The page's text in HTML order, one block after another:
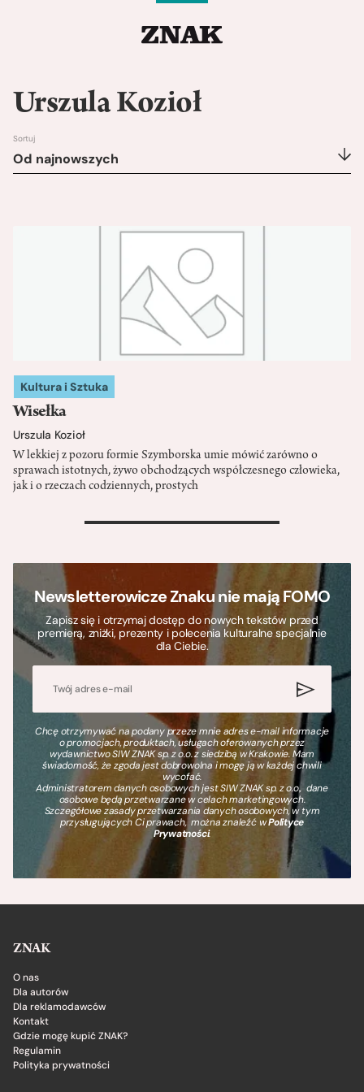
Urszula Kozioł
Sortuj
Od najnowszych
Kultura i Sztuka
Wisełka
Urszula Kozioł
W lekkiej z pozoru formie Szymborska umie mówić zarówno o
sprawach istotnych, żywo obchodzących współczesnego człowieka,
jak i o rzeczach codziennych, prostych
>
Newsletterowicze Znaku nie mają FOMO
Zapisz się i otrzymaj dostęp do nowych tekstów przed
premierą, zniżki, prezenty i polecenia kulturalne specjalnie
dla Ciebie.
Chcę otrzymywać na podany przeze mnie adres e-mail informacje
o promocjach, produktach, usługach oferowanych przez
wydawnictwo SIW ZNAK sp. z o.o. z siedzibą w Krakowie. Mam
świadomość, że zgoda jest dobrowolna i mogę ją w każdej chwili
wycofać.
Administratorem danych osobowych jest SIW ZNAK sp. z o.o., dane
osobowe będą przetwarzane w celach marketingowych.
Szczegółowe zasady przetwarzania danych osobowych, w tym
przysługujących Ci prawach, można znaleźć wPolityce
Prywatności.
ZNAK
O nas
Dla autorów
Dla reklamodawców
Kontakt
Gdzie mogę kupić ZNAK?
Regulamin
Polityka prywatności